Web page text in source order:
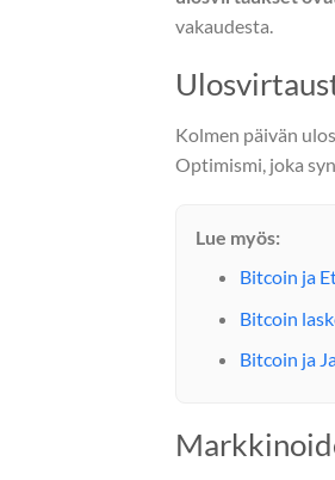
vakaudesta.
Kolmen päivän
Optimismi, joka
Lue myös:
Bitcoin ja
Bitcoin
Bitcoin ja